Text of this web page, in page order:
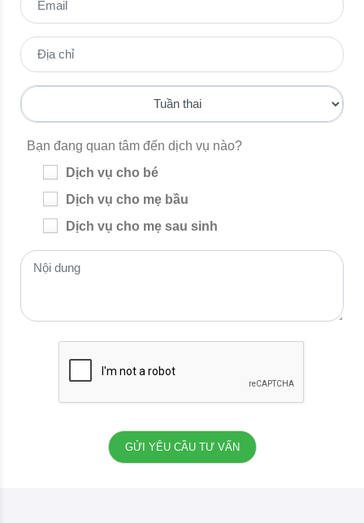
Bạn đang quan tâm đến dịch vụ nào?
Dịch vụ cho bé
Dịch vụ cho mẹ bầu
Dịch vụ cho mẹ sau sinh